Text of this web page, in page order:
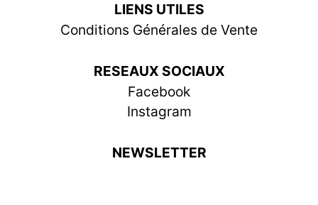
LIENS UTILES
Conditions Générales de Vente
RESEAUX SOCIAUX
Facebook
Instagram
NEWSLETTER